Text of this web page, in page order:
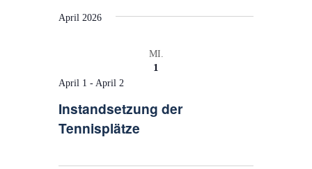
April 2026
MI.
1
Instandsetzung der
Tennisplätze
April 1 - April 2